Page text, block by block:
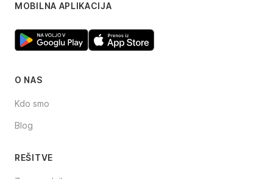
MOBILNA APLIKACIJA
O NAS
Kdo smo
Blog
REŠITVE